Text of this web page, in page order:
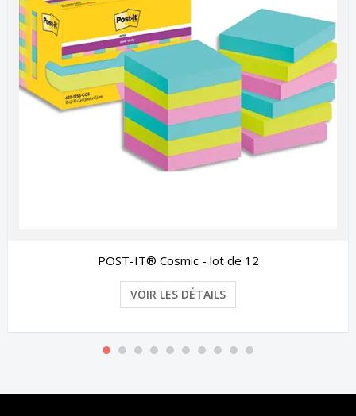
POST-IT® Cosmic - lot de 12
VOIR LES DÉTAILS